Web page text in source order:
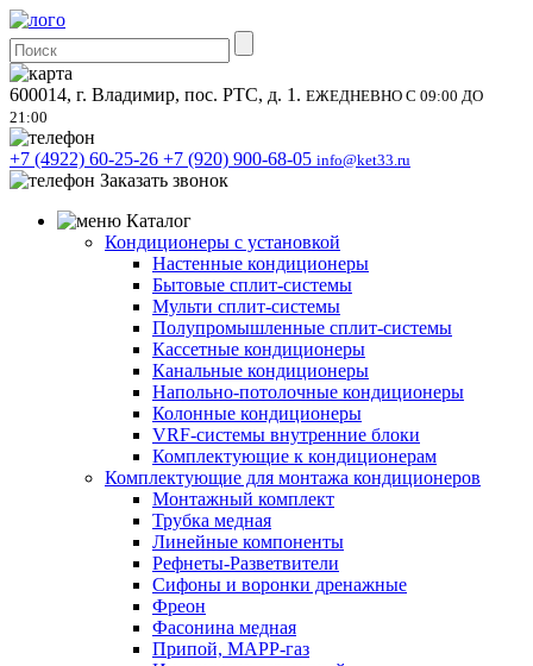
600014, г. Владимир, пос. РТС, д. 1. ЕЖЕДНЕВНО С 09:00 ДО
21:00
+7 (4922) 60-25-26 +7 (920) 900-68-05 info@ket33.ru
Заказать звонок
Каталог
Кондиционеры с установкой
Настенные кондиционеры
Бытовые сплит-системы
Мульти сплит-системы
Полупромышленные сплит-системы
Кассетные кондиционеры
Канальные кондиционеры
Напольно-потолочные кондиционеры
Колонные кондиционеры
VRF-системы внутренние блоки
Комплектующие к кондиционерам
Комплектующие для монтажа кондиционеров
Монтажный комплект
Трубка медная
Линейные компоненты
Рефнеты-Разветвители
Сифоны и воронки дренажные
Фреон
Фасонина медная
Припой, МАРР-газ